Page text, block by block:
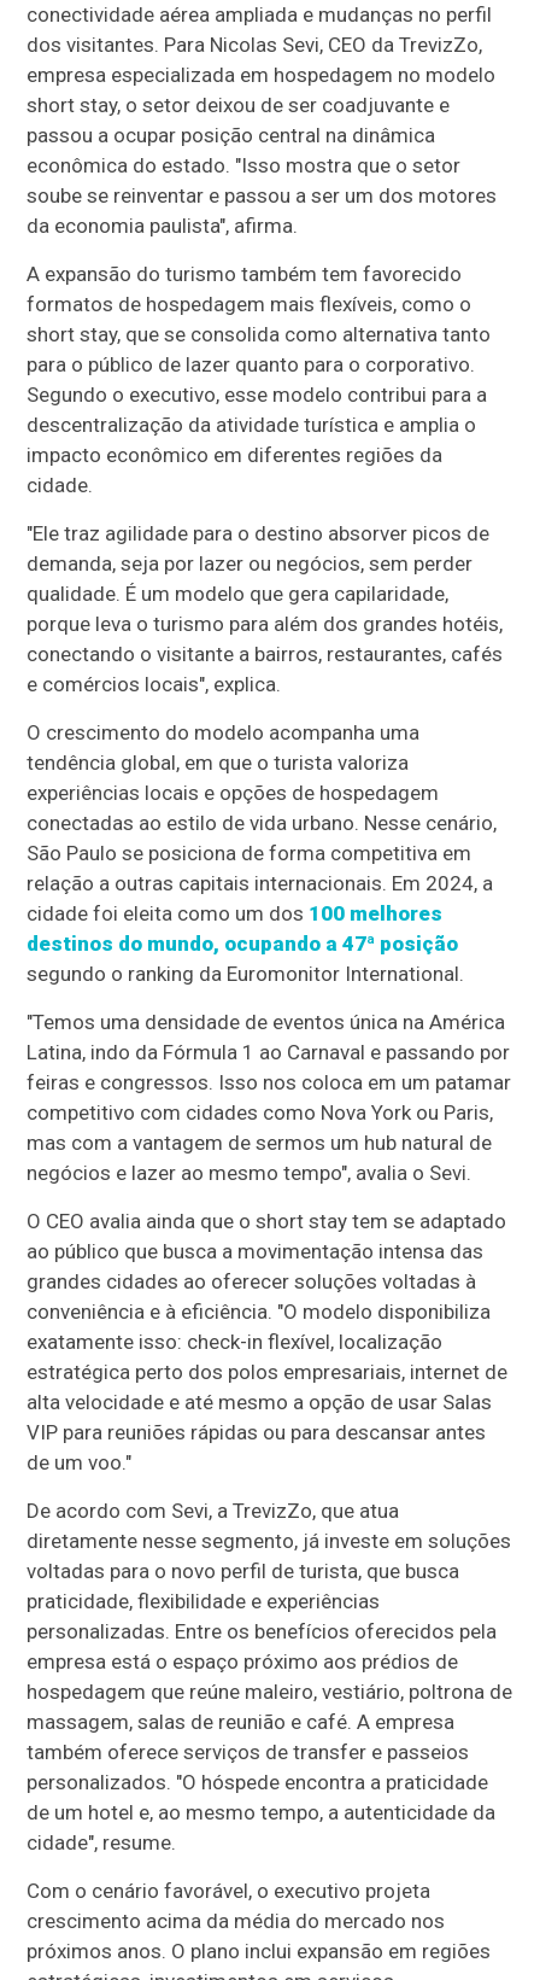
conectividade aérea ampliada e mudanças no perfil
dos visitantes. Para Nicolas Sevi, CEO da TrevizZo,
empresa especializada em hospedagem no modelo
short stay, o setor deixou de ser coadjuvante e
passou a ocupar posição central na dinâmica
econômica do estado. "Isso mostra que o setor
soube se reinventar e passou a ser um dos motores
da economia paulista", afirma.
A expansão do turismo também tem favorecido
formatos de hospedagem mais flexíveis, como o
short stay, que se consolida como alternativa tanto
para o público de lazer quanto para o corporativo.
Segundo o executivo, esse modelo contribui para a
descentralização da atividade turística e amplia o
impacto econômico em diferentes regiões da
cidade.
"Ele traz agilidade para o destino absorver picos de
demanda, seja por lazer ou negócios, sem perder
qualidade. É um modelo que gera capilaridade,
porque leva o turismo para além dos grandes hotéis,
conectando o visitante a bairros, restaurantes, cafés
e comércios locais", explica.
O crescimento do modelo acompanha uma
tendência global, em que o turista valoriza
experiências locais e opções de hospedagem
conectadas ao estilo de vida urbano. Nesse cenário,
São Paulo se posiciona de forma competitiva em
relação a outras capitais internacionais. Em 2024, a
cidade foi eleita como um dos 100 melhores
destinos do mundo, ocupando a 47ª posição
segundo o ranking da Euromonitor International.
"Temos uma densidade de eventos única na América
Latina, indo da Fórmula 1 ao Carnaval e passando por
feiras e congressos. Isso nos coloca em um patamar
competitivo com cidades como Nova York ou Paris,
mas com a vantagem de sermos um hub natural de
negócios e lazer ao mesmo tempo", avalia o Sevi.
O CEO avalia ainda que o short stay tem se adaptado
ao público que busca a movimentação intensa das
grandes cidades ao oferecer soluções voltadas à
conveniência e à eficiência. "O modelo disponibiliza
exatamente isso: check-in flexível, localização
estratégica perto dos polos empresariais, internet de
alta velocidade e até mesmo a opção de usar Salas
VIP para reuniões rápidas ou para descansar antes
de um voo."
De acordo com Sevi, a TrevizZo, que atua
diretamente nesse segmento, já investe em soluções
voltadas para o novo perfil de turista, que busca
praticidade, flexibilidade e experiências
personalizadas. Entre os benefícios oferecidos pela
empresa está o espaço próximo aos prédios de
hospedagem que reúne maleiro, vestiário, poltrona de
massagem, salas de reunião e café. A empresa
também oferece serviços de transfer e passeios
personalizados. "O hóspede encontra a praticidade
de um hotel e, ao mesmo tempo, a autenticidade da
cidade", resume.
Com o cenário favorável, o executivo projeta
crescimento acima da média do mercado nos
próximos anos. O plano inclui expansão em regiões